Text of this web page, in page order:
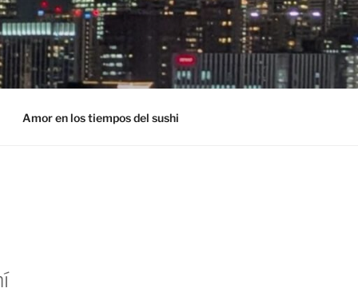
Amor en los tiempos del sushi